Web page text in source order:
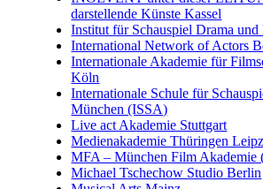
darstellende Künste Kassel
Institut für Schauspiel Drama
International Network of Actors
Internationale Akademie für
Köln
Internationale Schule für
München (ISSA)
Live act Akademie Stuttgart
Medienakademie Thüringen
MFA – München Film Akademie
Michael Tschechow Studio Berlin